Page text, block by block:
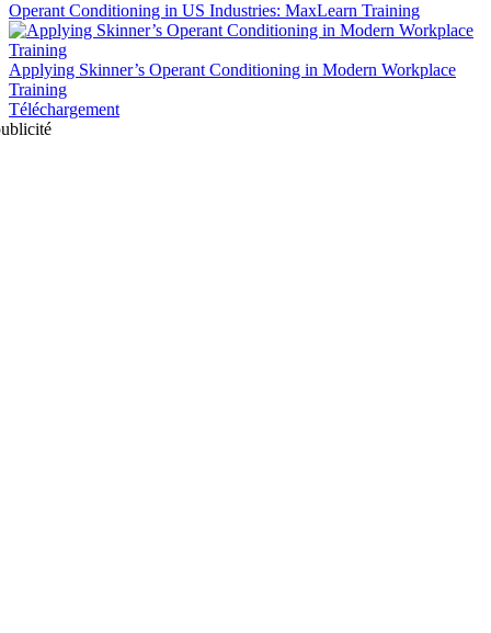
Operant Conditioning in US Industries: MaxLearn Training
Applying Skinner’s Operant Conditioning in Modern Workplace
Training
Téléchargement